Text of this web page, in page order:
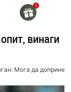
винаги
Мога да